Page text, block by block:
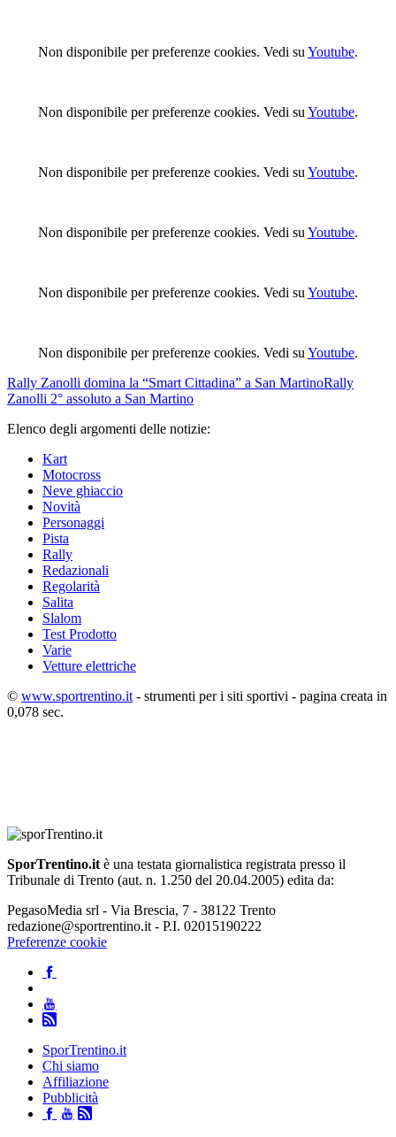
Non disponibile per preferenze cookies. Vedi su Youtube.
Non disponibile per preferenze cookies. Vedi su Youtube.
Non disponibile per preferenze cookies. Vedi su Youtube.
Non disponibile per preferenze cookies. Vedi su Youtube.
Non disponibile per preferenze cookies. Vedi su Youtube.
Non disponibile per preferenze cookies. Vedi su Youtube.
Rally Zanolli domina la “Smart Cittadina” a San MartinoRally
Zanolli 2° assoluto a San Martino
Elenco degli argomenti delle notizie:
Kart
Motocross
Neve ghiaccio
Novità
Personaggi
Pista
Rally
Redazionali
Regolarità
Salita
Slalom
Test Prodotto
Varie
Vetture elettriche
© www.sportrentino.it - strumenti per i siti sportivi - pagina creata in
0,078 sec.
SporTrentino.it è una testata giornalistica registrata presso il
Tribunale di Trento (aut. n. 1.250 del 20.04.2005) edita da:
PegasoMedia srl - Via Brescia, 7 - 38122 Trento
redazione@sportrentino.it - P.I. 02015190222
Preferenze cookie
SporTrentino.it
Chi siamo
Affiliazione
Pubblicità